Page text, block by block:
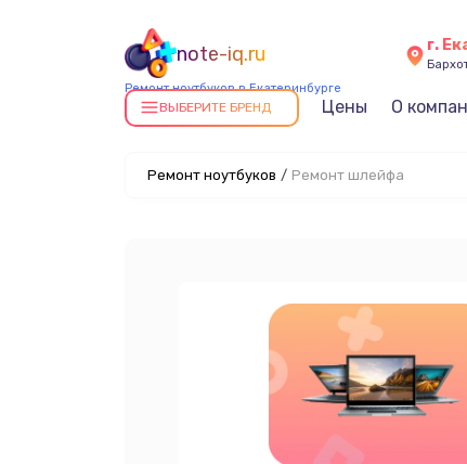
note-iq.ru
Ремонт ноутбуков в Екатеринбурге
г.
ВЫБЕРИТЕ БРЕНД Цены О
Ремонт ноутбуков / Ремонт шлейфа